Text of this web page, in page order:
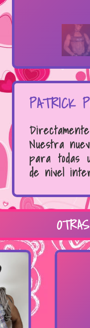
PATRICK
Nuestra
para todas
de nivel